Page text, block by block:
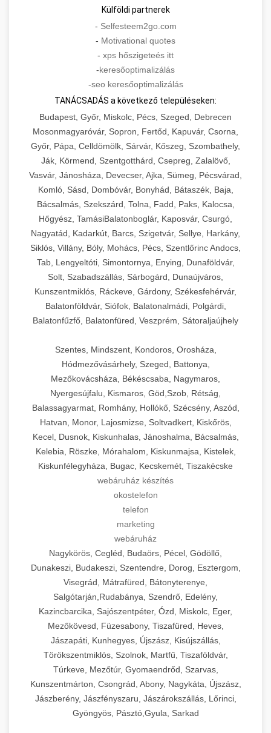
Külföldi partnerek
- Selfesteem2go.com
- Motivational quotes
- xps hőszigeteés itt
-keresőoptimalizálás
-seo keresőoptimalizálás
TANÁCSADÁS a következő településeken:
Budapest, Győr, Miskolc, Pécs, Szeged, Debrecen
Mosonmagyaróvár, Sopron, Fertőd, Kapuvár, Csorna,
Győr, Pápa, Celldömölk, Sárvár, Kőszeg, Szombathely,
Ják, Körmend, Szentgotthárd, Csepreg, Zalalövő,
Vasvár, Jánosháza, Devecser, Ajka, Sümeg, Pécsvárad,
Komló, Sásd, Dombóvár, Bonyhád, Bátaszék, Baja,
Bácsalmás, Szekszárd, Tolna, Fadd, Paks, Kalocsa,
Hőgyész, TamásiBalatonboglár, Kaposvár, Csurgó,
Nagyatád, Kadarkút, Barcs, Szigetvár, Sellye, Harkány,
Siklós, Villány, Bóly, Mohács, Pécs, Szentlőrinc Andocs,
Tab, Lengyeltóti, Simontornya, Enying, Dunaföldvár,
Solt, Szabadszállás, Sárbogárd, Dunaújváros,
Kunszentmiklós, Ráckeve, Gárdony, Székesfehérvár,
Balatonföldvár, Siófok, Balatonalmádi, Polgárdi,
Balatonfűzfő, Balatonfüred, Veszprém, Sátoraljaújhely
Szentes, Mindszent, Kondoros, Orosháza,
Hódmezővásárhely, Szeged, Battonya,
Mezőkovácsháza, Békéscsaba, Nagymaros,
Nyergesújfalu, Kismaros, Göd,Szob, Rétság,
Balassagyarmat, Romhány, Hollókő, Szécsény, Aszód,
Hatvan, Monor, Lajosmizse, Soltvadkert, Kiskőrös,
Kecel, Dusnok, Kiskunhalas, Jánoshalma, Bácsalmás,
Kelebia, Röszke, Mórahalom, Kiskunmajsa, Kistelek,
Kiskunfélegyháza, Bugac, Kecskemét, Tiszakécske
webáruház készítés
okostelefon
telefon
marketing
webáruház
Nagykörös, Cegléd, Budaörs, Pécel, Gödöllő,
Dunakeszi, Budakeszi, Szentendre, Dorog, Esztergom,
Visegrád, Mátrafüred, Bátonyterenye,
Salgótarján,Rudabánya, Szendrő, Edelény,
Kazincbarcika, Sajószentpéter, Ózd, Miskolc, Eger,
Mezőkövesd, Füzesabony, Tiszafüred, Heves,
Jászapáti, Kunhegyes, Újszász, Kisújszállás,
Törökszentmiklós, Szolnok, Martfű, Tiszaföldvár,
Túrkeve, Mezőtúr, Gyomaendrőd, Szarvas,
Kunszentmárton, Csongrád, Abony, Nagykáta, Újszász,
Jászberény, Jászfényszaru, Jászárokszállás, Lőrinci,
Gyöngyös, Pásztó,Gyula, Sarkad